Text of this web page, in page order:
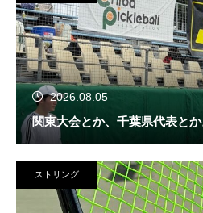
2026.08.05
関東大会とか、千葉県代表とか
ストリング